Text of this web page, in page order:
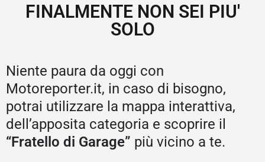
FINALMENTE NON SEI PIU'
SOLO
Niente paura da oggi con
Motoreporter.it, in caso di bisogno,
potrai utilizzare la mappa interattiva,
dell’apposita categoria e scoprire il
“Fratello di Garage” più vicino a te.